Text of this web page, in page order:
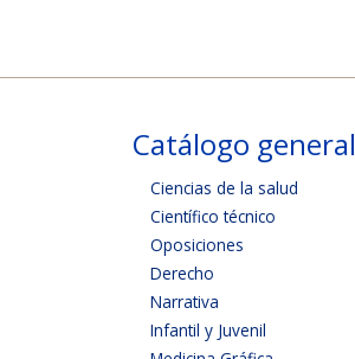
Catálogo general
Ciencias de la salud
Científico técnico
Oposiciones
Derecho
Narrativa
Infantil y Juvenil